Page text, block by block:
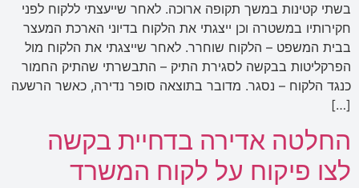
בשתי קטינות במשך תקופה ארוכה. לאחר שייעצתי ללקוח לפני
חקירותיו במשטרה וכן ייצגתי את הלקוח בדיוני הארכת המעצר
בבית המשפט – הלקוח שוחרר. לאחר שייצגתי את הלקוח מול
הפרקליטות בבקשה לסגירת התיק – התבשרתי שהתיק החמור
כנגד הלקוח – נסגר. מדובר בתוצאה סופר נדירה, כאשר הרשעה
[…]
החלטה אדירה בדחיית בקשה
לצו פיקוח על לקוח המשרד